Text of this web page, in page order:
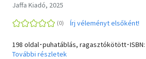
Jaffa Kiadó, 2025
Írj véleményt elsőként!
198 oldal･puhatáblás, ragasztókötött･ISBN:
További részletek